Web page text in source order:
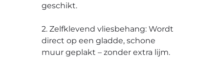
geschikt.
2. Zelfklevend vliesbehang: Wordt
direct op een gladde, schone
muur geplakt – zonder extra lijm.